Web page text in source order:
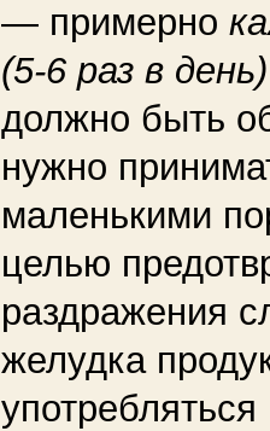
— примерно
(5-6 раз в день)
должно быть
нужно
маленькими
целью
раздражения
желудка